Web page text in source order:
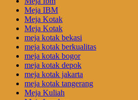
Meja IBM
Meja Kotak
Meja Kotak
meja kotak bekasi
meja kotak berkualitas
meja kotak bogor
meja kotak depok
meja kotak jakarta
meja kotak tangerang
Meja Kuliah